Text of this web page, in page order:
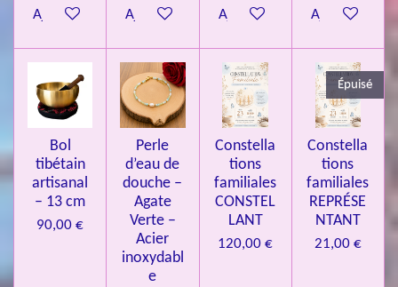
Ajouter au panierAjouter au panierAjouter au panierAjouter au
Bol
tibétain
artisanal
– 13 cm
90,00 €
Perle
d’eau de
douche –
Agate
Verte –
Acier
inoxydabl
e
Constella
tions
familiales
CONSTEL
LANT
120,00 €
Épuisé
Constella
tions
familiales
REPRÉSE
NTANT
21,00 €